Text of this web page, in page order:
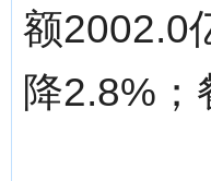
额2002.0
降2.8%